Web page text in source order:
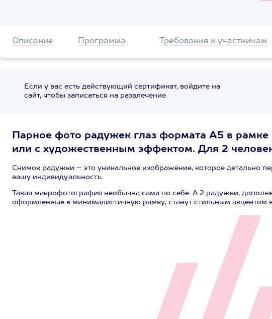
Описание Программа Требования к участникам
Если у вас есть действующий сертификат, войдите на
сайт, чтобы записаться на развлечение
Парное фото радужек глаз формата А5 в рамке
или с художественным эффектом. Для 2
Снимок радужки – это уникальное изображение, которое детально
вашу индивидуальность.
Такая макрофотография необычна сама по себе. А 2 радужки,
оформленные в минималистичную рамку, станут стильным акцентом